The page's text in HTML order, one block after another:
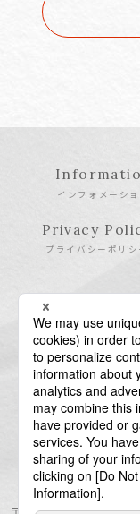
インフォメーショ
Privacy
プライバシーポリシ